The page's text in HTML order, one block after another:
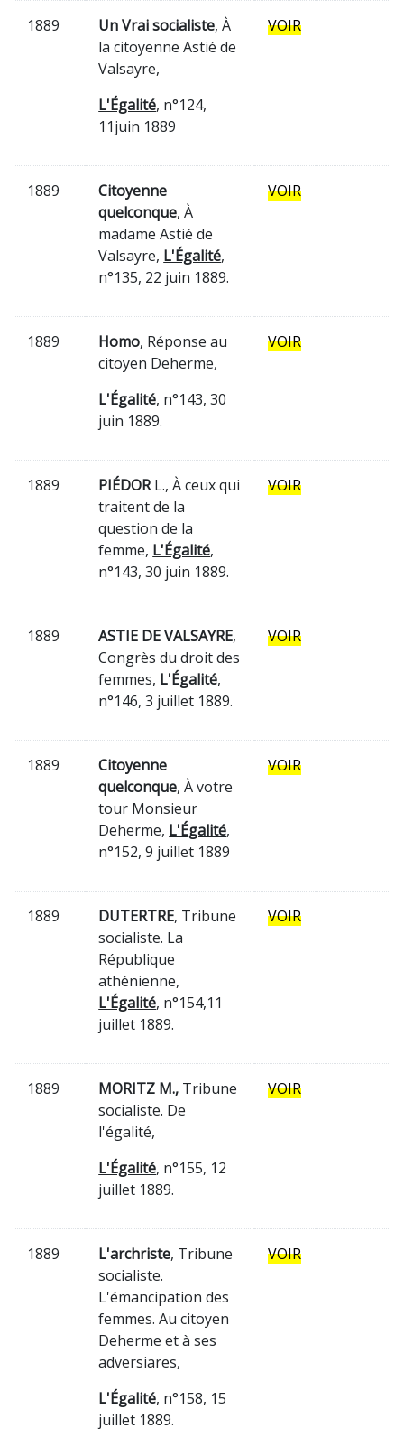
1889 Un Vrai socialiste, À
la citoyenne Astié de
Valsayre,
L'Égalité, n°124,
11juin 1889
VOIR
1889
Citoyenne
quelconque, À
madame Astié de
Valsayre, L'Égalité,
n°135, 22 juin 1889.
VOIR
1889 Homo, Réponse au
citoyen Deherme,
L'Égalité, n°143, 30
juin 1889.
VOIR
1889 PIÉDORL., À ceux qui
traitent de la
question de la
femme, L'Égalité,
n°143, 30 juin 1889.
VOIR
1889 ASTIE DE VALSAYRE,
Congrès du droit des
femmes, L'Égalité,
n°146, 3 juillet 1889.
VOIR
1889
Citoyenne
quelconque, À votre
tour Monsieur
Deherme, L'Égalité,
n°152, 9 juillet 1889
VOIR
1889 DUTERTRE, Tribune
socialiste. La
République
athénienne,
L'Égalité, n°154,11
juillet 1889.
VOIR
1889 MORITZ M., Tribune
socialiste. De
l'égalité,
L'Égalité, n°155, 12
juillet 1889.
VOIR
1889 L'archriste, Tribune
socialiste.
L'émancipation des
femmes. Au citoyen
Deherme et à ses
adversiares,
L'Égalité, n°158, 15
juillet 1889.
VOIR